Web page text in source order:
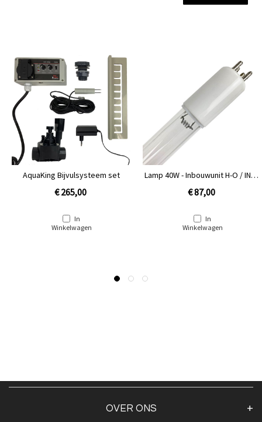
AquaKing Bijvulsysteem set
€ 265,00
In
Winkelwagen
Lamp 40W - Inbouwunit H-O / INOX
€ 87,00
In
Winkelwagen
OVER ONS